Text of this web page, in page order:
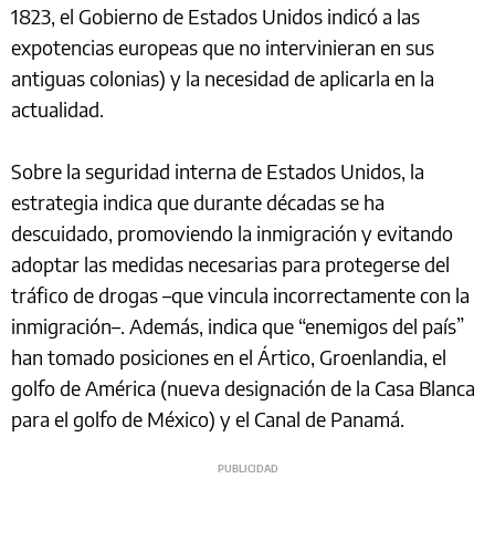
1823, el Gobierno de Estados Unidos indicó a las
expotencias europeas que no intervinieran en sus
antiguas colonias) y la necesidad de aplicarla en la
actualidad.
Sobre la seguridad interna de Estados Unidos, la
estrategia indica que durante décadas se ha
descuidado, promoviendo la inmigración y evitando
adoptar las medidas necesarias para protegerse del
tráfico de drogas –que vincula incorrectamente con la
inmigración–. Además, indica que “enemigos del país”
han tomado posiciones en el Ártico, Groenlandia, el
golfo de América (nueva designación de la Casa Blanca
para el golfo de México) y el Canal de Panamá.